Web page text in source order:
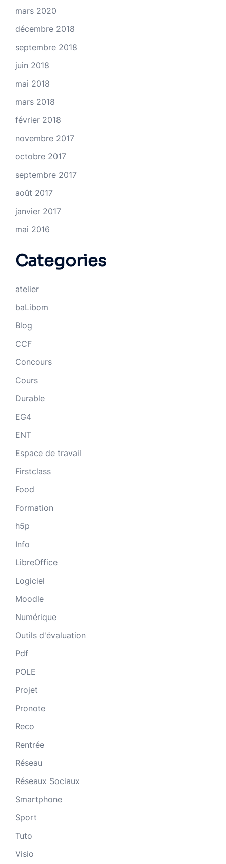
mars 2020
décembre 2018
septembre 2018
juin 2018
mai 2018
mars 2018
février 2018
novembre 2017
octobre 2017
septembre 2017
août 2017
janvier 2017
mai 2016
Categories
atelier
baLibom
Blog
CCF
Concours
Cours
Durable
EG4
ENT
Espace de travail
Firstclass
Food
Formation
h5p
Info
LibreOffice
Logiciel
Moodle
Numérique
Outils d'évaluation
Pdf
POLE
Projet
Pronote
Reco
Rentrée
Réseau
Réseaux Sociaux
Smartphone
Sport
Tuto
Visio